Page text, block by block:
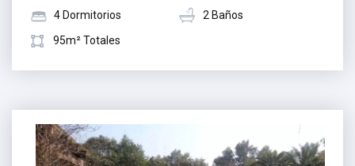
4 Dormitorios
2 Baños
95m² Totales